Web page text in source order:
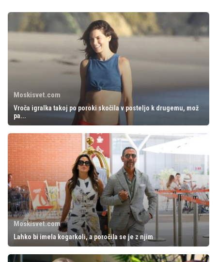
Moskisvet.com
Vroča igralka takoj po poroki skočila v posteljo k drugemu, mož
pa...
Moskisvet.com
Lahko bi imela kogarkoli, a poročila se je z njim